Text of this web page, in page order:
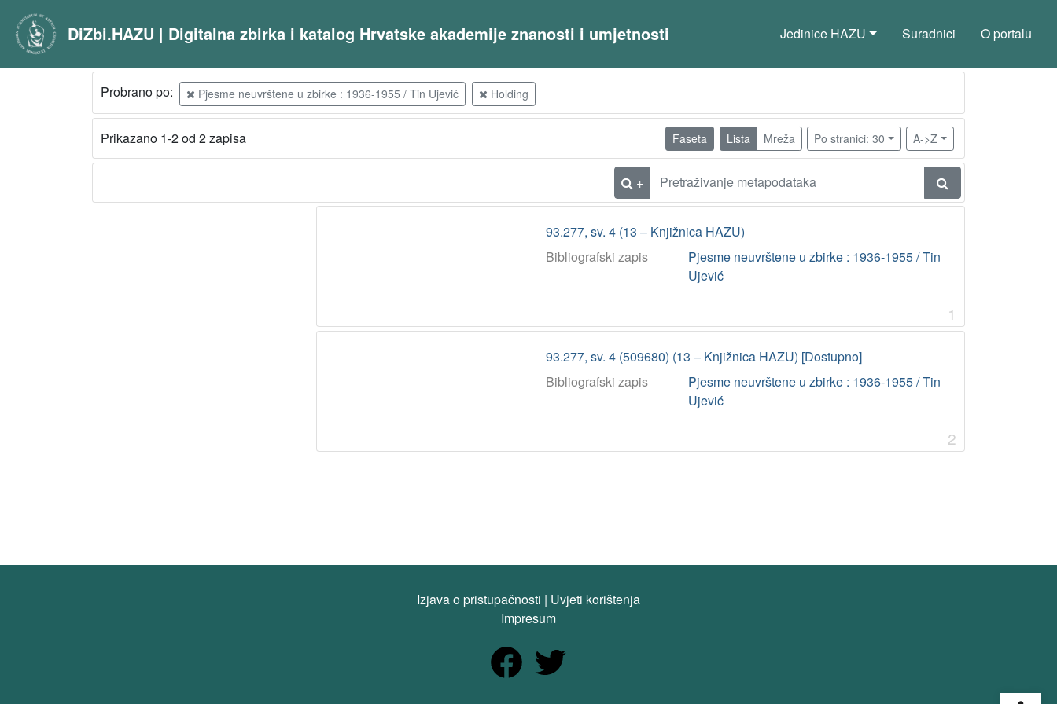
DiZbi.HAZU | Digitalna zbirka i katalog Hrvatske akademije znanosti i umjetnosti Jedinice HAZU Suradnici O portalu
Probrano po: Pjesme neuvrštene u zbirke : 1936-1955 / Tin Ujević Holding
Prikazano 1-2 od 2 zapisa Faseta Lista Mreža Po stranici: 30 A->Z
+
93.277, sv. 4 (13 – Knjižnica HAZU)
Bibliografski zapis
Pjesme neuvrštene u zbirke : 1936-1955 / Tin
Ujević
1
93.277, sv. 4 (509680) (13 – Knjižnica HAZU) [Dostupno]
Bibliografski zapis
Pjesme neuvrštene u zbirke : 1936-1955 / Tin
Ujević
2
Izjava o pristupačnosti | Uvjeti korištenja
Impresum